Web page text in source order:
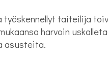
työskennellyt taiteilija
harvoin
asusteita.